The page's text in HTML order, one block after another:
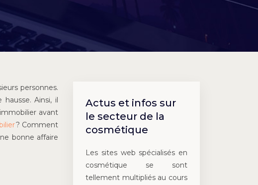
personnes.
Ainsi, il
avant
? Comment
bonne affaire
Actus et infos sur
le secteur de la
cosmétique
Les sites web spécialisés en
cosmétique se sont
tellement multipliés au cours